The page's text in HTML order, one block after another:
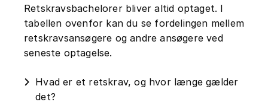
Retskravsbachelorer bliver altid optaget. I
tabellen ovenfor kan du se fordelingen mellem
retskravsansøgere og andre ansøgere ved
seneste optagelse.
Hvad er et retskrav, og hvor længe gælder
det?